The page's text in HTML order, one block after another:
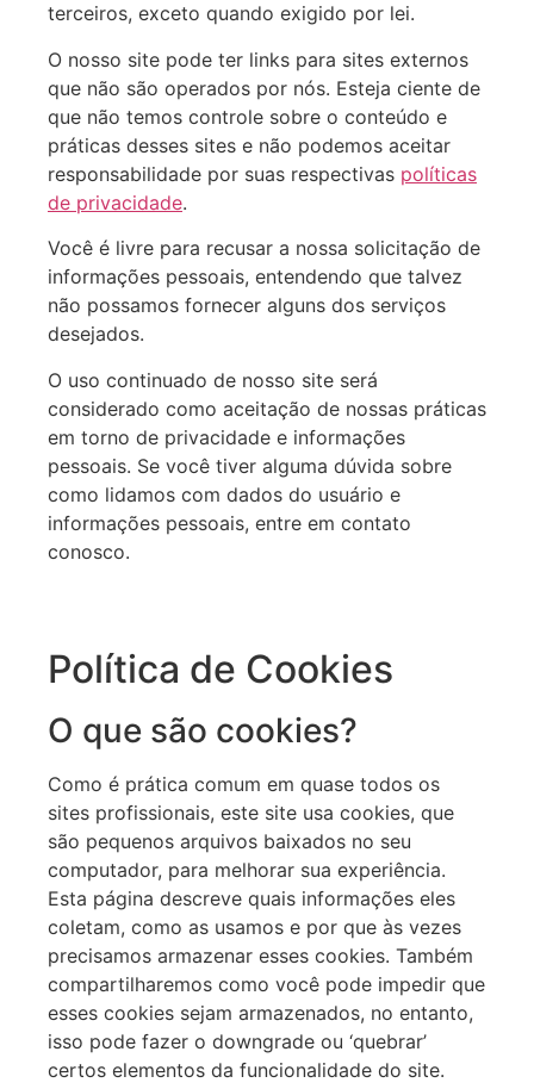
terceiros, exceto quando exigido por lei.
O nosso site pode ter links para sites externos
que não são operados por nós. Esteja ciente de
que não temos controle sobre o conteúdo e
práticas desses sites e não podemos aceitar
responsabilidade por suas respectivas políticas
de privacidade.
Você é livre para recusar a nossa solicitação de
informações pessoais, entendendo que talvez
não possamos fornecer alguns dos serviços
desejados.
O uso continuado de nosso site será
considerado como aceitação de nossas práticas
em torno de privacidade e informações
pessoais. Se você tiver alguma dúvida sobre
como lidamos com dados do usuário e
informações pessoais, entre em contato
conosco.
Política de Cookies
O que são cookies?
Como é prática comum em quase todos os
sites profissionais, este site usa cookies, que
são pequenos arquivos baixados no seu
computador, para melhorar sua experiência.
Esta página descreve quais informações eles
coletam, como as usamos e por que às vezes
precisamos armazenar esses cookies. Também
compartilharemos como você pode impedir que
esses cookies sejam armazenados, no entanto,
isso pode fazer o downgrade ou ‘quebrar’
certos elementos da funcionalidade do site.